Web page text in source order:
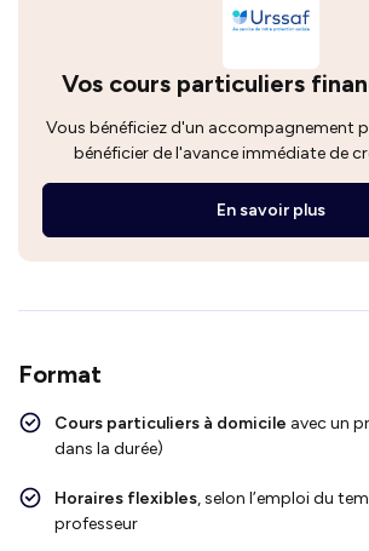
Vos cours particuliers
Vous bénéficiez d'un accompagnement
bénéficier de l'avance immédiate de
En savoir plus
Format
Cours particuliers à domicile avec un
dans la durée)
Horaires flexibles, selon l’emploi du
professeur